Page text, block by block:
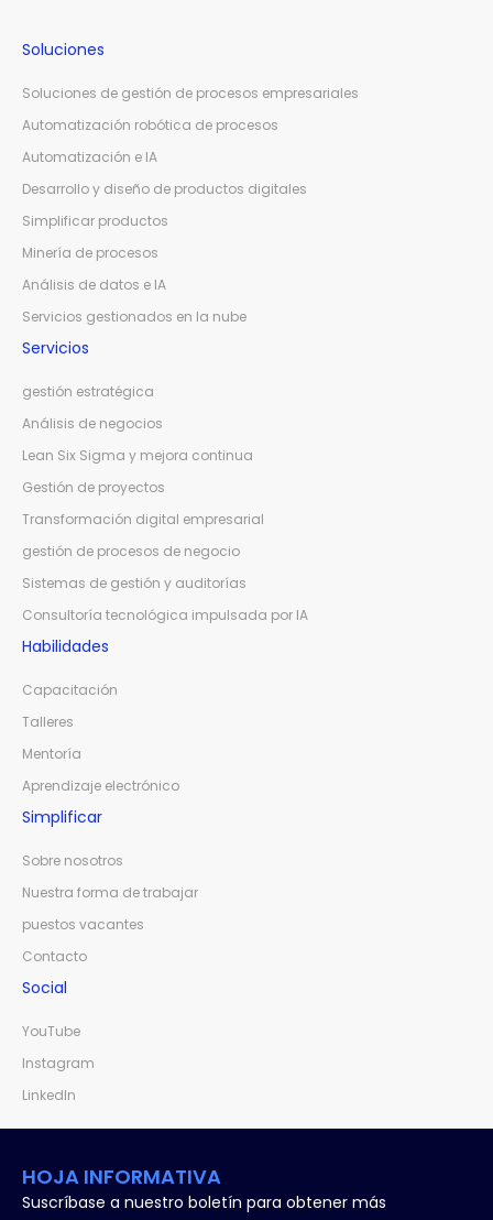
Soluciones
Soluciones de gestión de procesos empresariales
Automatización robótica de procesos
Automatización e IA
Desarrollo y diseño de productos digitales
Simplificar productos
Minería de procesos
Análisis de datos e IA
Servicios gestionados en la nube
Servicios
gestión estratégica
Análisis de negocios
Lean Six Sigma y mejora continua
Gestión de proyectos
Transformación digital empresarial
gestión de procesos de negocio
Sistemas de gestión y auditorías
Consultoría tecnológica impulsada por IA
Habilidades
Capacitación
Talleres
Mentoría
Aprendizaje electrónico
Simplificar
Sobre nosotros
Nuestra forma de trabajar
puestos vacantes
Contacto
Social
YouTube
Instagram
LinkedIn
HOJA INFORMATIVA
Suscríbase a nuestro boletín para obtener más